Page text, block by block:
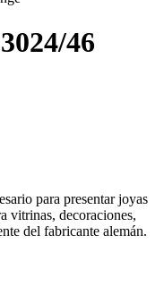
46
para presentar joyas
vitrinas, decoraciones,
del fabricante alemán.